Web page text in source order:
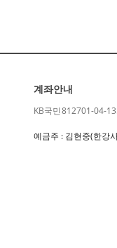
계좌안내
KB국민812701-04-
예금주 : 김현중(한강